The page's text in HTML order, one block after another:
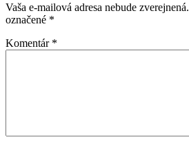
Vaša e-mailová adresa nebude zverejnená.
označené *
Komentár *